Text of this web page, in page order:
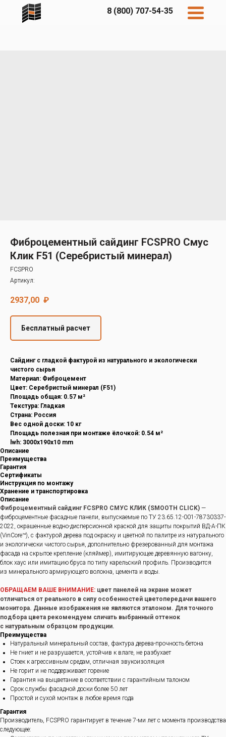
8 (800) 707-54-35
Cedral
Фиброцементный сайдинг FCSPRO Смус
Клик F51 (Серебристый минерал)
FCSPRO
Артикул:
2937,00 ₽
Бесплатный расчет
Cайдинг с гладкой фактурой из натурального и экологически
чистого сырья
Материал: Фиброцемент
Цвет: Серебристый минерал (F51)
Площадь общая: 0.57 м²
Текстура: Гладкая
Страна: Россия
Вес одной доски: 10 кг
Площадь полезная при монтаже ёлочкой: 0.54 м²
lwh: 3000x190x10 mm
Описание
Преимущества
Гарантия
Сертификаты
Инструкция по монтажу
Хранение и транспортировка
Описание
Фиброцементный сайдинг FCSPRO СМУС КЛИК (SMOOTH CLICK) —
фиброцементные фасадные панели, выпускаемые по ТУ 23.65.12-001-78730337-
2022, окрашенные водно-дисперсионной краской для защиты покрытий ВД-А-ПК
(VinCore™), с фактурой дерева под окраску и цветной по палитре из натурального
и экологически чистого сырья, дополнительно фрезерованный для монтажа
фасада на скрытое крепление (кляймер), имитирующее деревянную вагонку,
блок хаус или имитацию бруса по типу карельский профиль. Производится
из минерального армирующего волокна, цемента и воды.
ОБРАЩАЕМ ВАШЕ ВНИМАНИЕ: цвет панелей на экране может
отличаться от реального в силу особенностей цветопередачи вашего
монитора. Данные изображения не являются эталоном. Для точного
подбора цвета рекомендуем сличать выбранный оттенок
с натуральным образцом продукции.
Преимущества
Натуральный минеральный состав, фактура дерева-прочность бетона
Не гниет и не разрушается, устойчив к влаге, не разбухает
Стоек к агрессивным средам, отличная звукоизоляция
Не горит и не поддерживает горение
Гарантия на выцветание в соответствии с гарантийным талоном
Срок службы фасадной доски более 50 лет
Простой и сухой монтаж в любое время года
Гарантия
Производитель, FCSPRO гарантирует в течение 7-ми лет с момента производства
следующее: